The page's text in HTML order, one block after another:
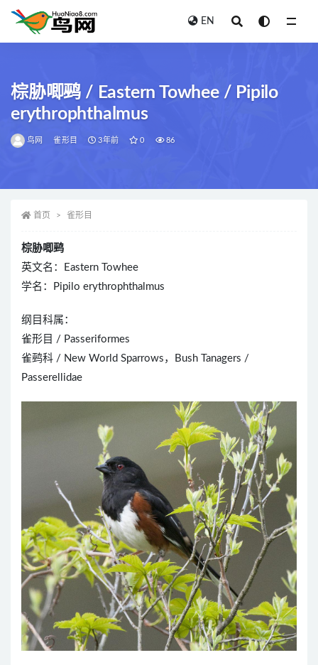
EN
棕胁唧鹀 / Eastern Towhee / Pipilo
erythrophthalmus
鸟网 雀形目 3年前 0 86
首页 雀形目
棕胁唧鹀
英文名：Eastern Towhee
学名：Pipilo erythrophthalmus
纲目科属：
雀形目 / Passeriformes
雀鹀科 / New World Sparrows，Bush Tanagers /
Passerellidae